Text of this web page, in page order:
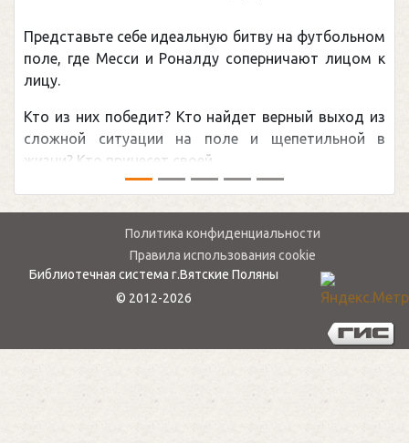
себе идеальную битву на футбольном
где Месси и Роналду соперничают лицом к
них победит? Кто найдет верный выход из
ситуации на поле и щепетильной в
Кто принесет своей ...
Политика конфиденциальности
Правила использования cookie
Библиотечная система г.Вятские Поляны
© 2012-2026